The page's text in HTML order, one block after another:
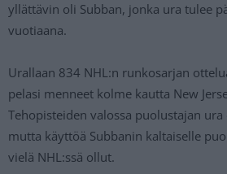
yllättävin oli Subban, jonka ura tulee
vuotiaana.
Urallaan 834 NHL:n runkosarjan
pelasi menneet kolme kautta New
Tehopisteiden valossa puolustajan ura
mutta käyttöä Subbanin kaltaiselle
vielä NHL:ssä ollut.